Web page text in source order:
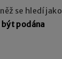
se hledí jako
být podána